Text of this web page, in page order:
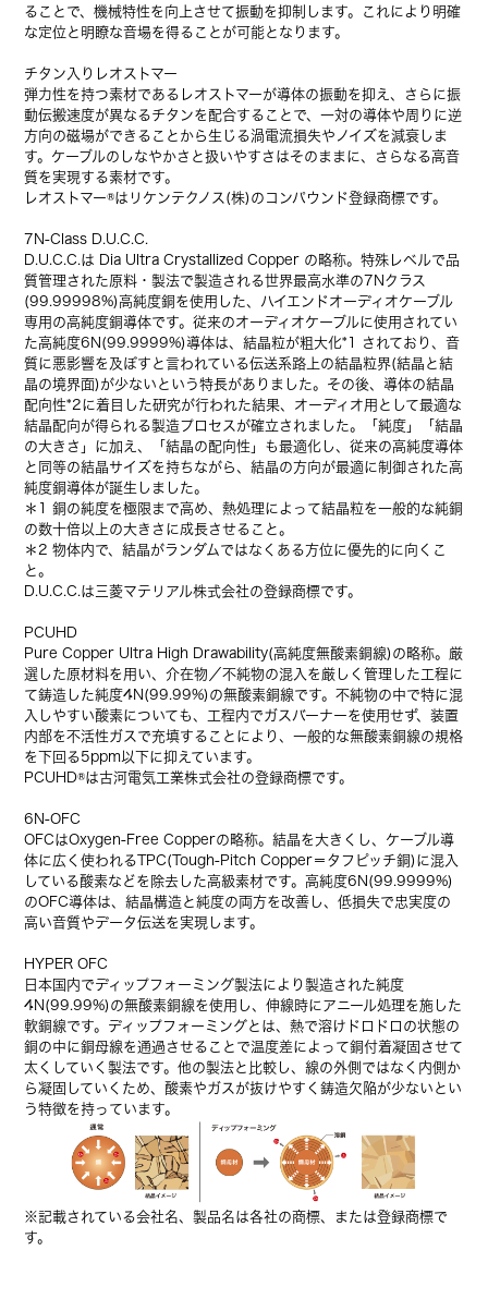
ることで、機械特性を向上させて振動を抑制します。これにより明確
な定位と明瞭な音場を得ることが可能となります。
チタン入りレオストマー
弾力性を持つ素材であるレオストマーが導体の振動を抑え、さらに振
動伝搬速度が異なるチタンを配合することで、一対の導体や周りに逆
方向の磁場ができることから生じる渦電流損失やノイズを減衰しま
す。ケーブルのしなやかさと扱いやすさはそのままに、さらなる高音
質を実現する素材です。
レオストマー®はリケンテクノス(株)のコンパウンド登録商標です。
7N-Class D.U.C.C.
D.U.C.C.は Dia Ultra Crystallized Copper の略称。特殊レベルで品
質管理された原料・製法で製造される世界最高水準の7Nクラス
(99.99998%)高純度銅を使用した、ハイエンドオーディオケーブル
専用の高純度銅導体です。従来のオーディオケーブルに使用されてい
た高純度6N(99.9999%)導体は、結晶粒が粗大化*1 されており、音
質に悪影響を及ぼすと言われている伝送系路上の結晶粒界(結晶と結
晶の境界面)が少ないという特長がありました。その後、導体の結晶
配向性*2に着目した研究が行われた結果、オーディオ用として最適な
結晶配向が得られる製造プロセスが確立されました。「純度」「結晶
の大きさ」に加え、「結晶の配向性」も最適化し、従来の高純度導体
と同等の結晶サイズを持ちながら、結晶の方向が最適に制御された高
純度銅導体が誕生しました。
＊1 銅の純度を極限まで高め、熱処理によって結晶粒を一般的な純銅
の数十倍以上の大きさに成長させること。
＊2 物体内で、結晶がランダムではなくある方位に優先的に向くこ
と。
D.U.C.C.は三菱マテリアル株式会社の登録商標です。
PCUHD
Pure Copper Ultra High Drawability(高純度無酸素銅線)の略称。厳
選した原材料を用い、介在物／不純物の混入を厳しく管理した工程に
て鋳造した純度4N(99.99%)の無酸素銅線です。不純物の中で特に混
入しやすい酸素についても、工程内でガスバーナーを使用せず、装置
内部を不活性ガスで充填することにより、一般的な無酸素銅線の規格
を下回る5ppm以下に抑えています。
PCUHD®は古河電気工業株式会社の登録商標です。
6N-OFC
OFCはOxygen-Free Copperの略称。結晶を大きくし、ケーブル導
体に広く使われるTPC(Tough-Pitch Copper＝タフピッチ銅)に混入
している酸素などを除去した高級素材です。高純度6N(99.9999%)
のOFC導体は、結晶構造と純度の両方を改善し、低損失で忠実度の
高い音質やデータ伝送を実現します。
HYPER OFC
日本国内でディップフォーミング製法により製造された純度
4N(99.99%)の無酸素銅線を使用し、伸線時にアニール処理を施した
軟銅線です。ディップフォーミングとは、熱で溶けドロドロの状態の
銅の中に銅母線を通過させることで温度差によって銅付着凝固させて
太くしていく製法です。他の製法と比較し、線の外側ではなく内側か
ら凝固していくため、酸素やガスが抜けやすく鋳造欠陥が少ないとい
う特徴を持っています。
※記載されている会社名、製品名は各社の商標、または登録商標で
す。